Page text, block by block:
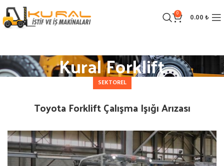
0 0.00₺
Kural Forklift
SEKTOREL
Toyota Forklift Çalışma Işığı Arızası